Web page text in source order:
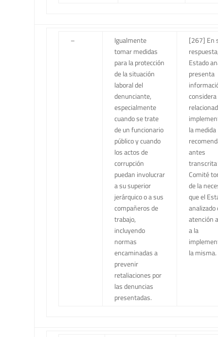
–
Igualmente
tomar medidas
para la protección
de la situación
laboral del
denunciante,
especialmente
cuando se trate
de un funcionario
público y cuando
los actos de
corrupción
puedan involucrar
a su superior
jerárquico o a sus
compañeros de
trabajo,
incluyendo
normas
encaminadas a
prevenir
retaliaciones por
las denuncias
presentadas.
[267] En
Estado
presenta
la medida
antes
Comité
de la
que el
analizado
atención
a la
la misma.